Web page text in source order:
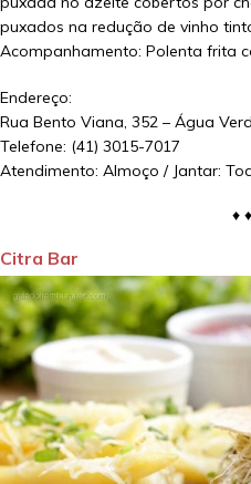
puxados na redução de vinho
Acompanhamento: Polenta frita
Endereço:
Rua Bento Viana, 352 – Água
Telefone: (41) 3015-7017
Atendimento: Almoço / Jantar:
♦
Citra Bar